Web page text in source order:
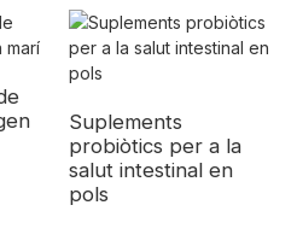
Suplements
probiòtics per a la
salut intestinal en
pols